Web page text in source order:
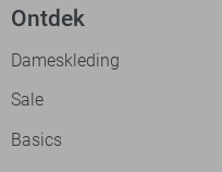
Ontdek
Dameskleding
Sale
Basics